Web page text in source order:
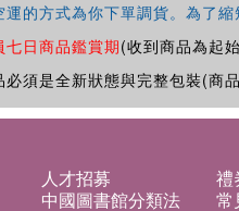
的方式為你下單調貨。為了
七日商品鑑賞期(收到商品為起始
須是全新狀態與完整包裝(商
人才招募 禮
中國圖書館分類法 常